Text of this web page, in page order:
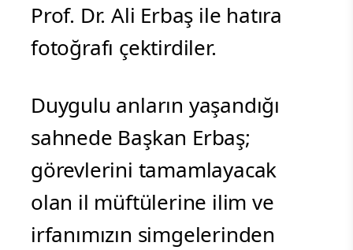
Prof. Dr. Ali Erbaş ile hatıra
fotoğrafı çektirdiler.
Duygulu anların yaşandığı
sahnede Başkan Erbaş;
görevlerini tamamlayacak
olan il müftülerine ilim ve
irfanımızın simgelerinden